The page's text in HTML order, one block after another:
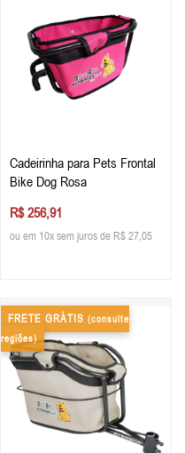
Cadeirinha para Pets Frontal
Bike Dog Rosa
R$ 256,91
ou em 10x sem juros de R$ 27,05
FRETE GRÁTIS (consulte
regiões)